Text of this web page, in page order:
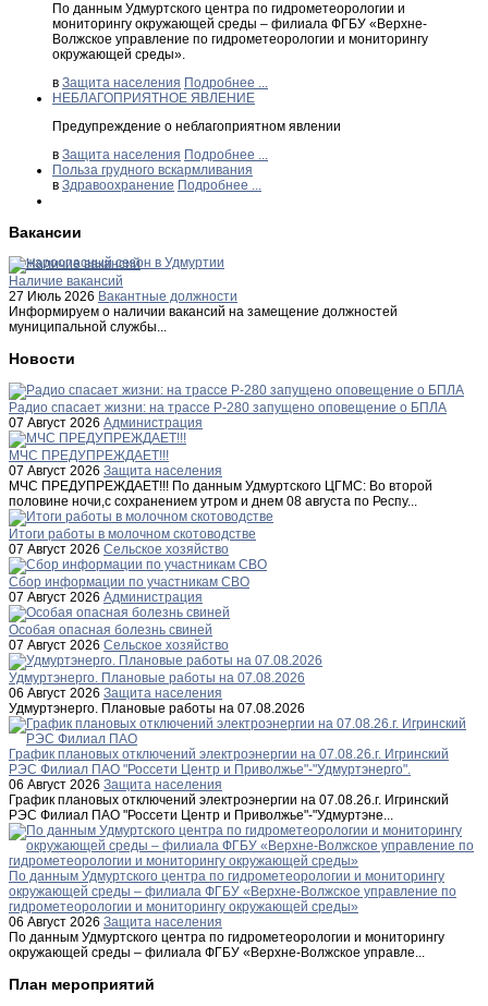
Пожароопасный сезон в Удмуртии
По данным Удмуртского центра по гидрометеорологии и
мониторингу окружающей среды – филиала ФГБУ «Верхне-
Волжское управление по гидрометеорологии и мониторингу
окружающей среды».
в Защита населения Подробнее ...
НЕБЛАГОПРИЯТНОЕ ЯВЛЕНИЕ
Предупреждение о неблагоприятном явлении
в Защита населения Подробнее ...
Польза грудного вскармливания
в Здравоохранение Подробнее ...
Вакансии
Наличие вакансий
27 Июль 2026 Вакантные должности
Информируем о наличии вакансий на замещение должностей
муниципальной службы...
Новости
Радио спасает жизни: на трассе Р-280 запущено оповещение о БПЛА
07 Август 2026 Администрация
МЧС ПРЕДУПРЕЖДАЕТ!!!
07 Август 2026 Защита населения
МЧС ПРЕДУПРЕЖДАЕТ!!! По данным Удмуртского ЦГМС: Во второй
половине ночи,с сохранением утром и днем 08 августа по Респу...
Итоги работы в молочном скотоводстве
07 Август 2026 Сельское хозяйство
Сбор информации по участникам СВО
07 Август 2026 Администрация
Особая опасная болезнь свиней
07 Август 2026 Сельское хозяйство
Удмуртэнерго. Плановые работы на 07.08.2026
06 Август 2026 Защита населения
Удмуртэнерго. Плановые работы на 07.08.2026
График плановых отключений электроэнергии на 07.08.26.г. Игринский
РЭС Филиал ПАО "Россети Центр и Приволжье"-"Удмуртэнерго".
06 Август 2026 Защита населения
График плановых отключений электроэнергии на 07.08.26.г. Игринский
РЭС Филиал ПАО "Россети Центр и Приволжье"-"Удмуртэне...
По данным Удмуртского центра по гидрометеорологии и мониторингу
окружающей среды – филиала ФГБУ «Верхне-Волжское управление по
гидрометеорологии и мониторингу окружающей среды»
06 Август 2026 Защита населения
По данным Удмуртского центра по гидрометеорологии и мониторингу
окружающей среды – филиала ФГБУ «Верхне-Волжское управле...
План мероприятий